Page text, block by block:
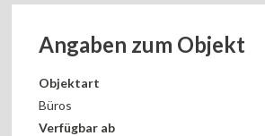
Angaben zum Objekt
Objektart
Büros
Verfügbar ab